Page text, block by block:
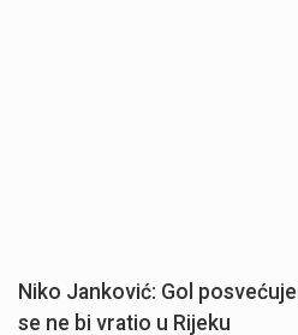
Niko Janković: Gol
se ne bi vratio u Rijeku